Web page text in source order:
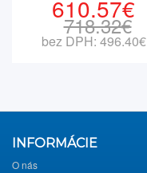
610.57€
718.32€
bez DPH: 496.40€
INFORMÁCIE
O nás